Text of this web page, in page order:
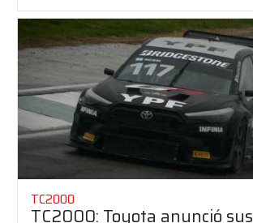
TC2000
TC2000: Toyota anunció sus